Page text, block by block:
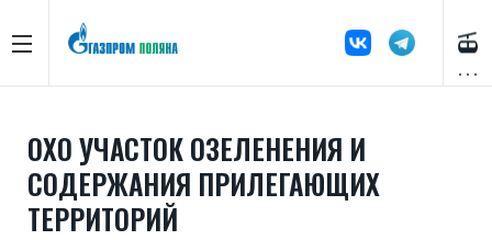
ОХО УЧАСТОК ОЗЕЛЕНЕНИЯ И
СОДЕРЖАНИЯ ПРИЛЕГАЮЩИХ
ТЕРРИТОРИЙ